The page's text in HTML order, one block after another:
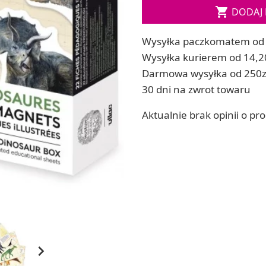
ręcznych
Zestawy do kul do kąpieli
Soda, kwasek, formy do kul do kąpieli
Dodatki: barwniki i zapachy
RZEŹBA, GLINY I ODLEWY
Lepienie i rzeźbienie
Odlewy dekoracyjne
Tworzenie z gliny polimerowej
Modelowanie dla dzieci

 DODAJ
Wysyłka paczkomatem od
Wysyłka kurierem od
Darmowa wysyłka od
30 dni na zwrot towaru
Aktualnie brak opinii o